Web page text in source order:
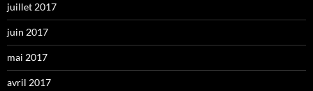
juillet 2017
juin 2017
mai 2017
avril 2017